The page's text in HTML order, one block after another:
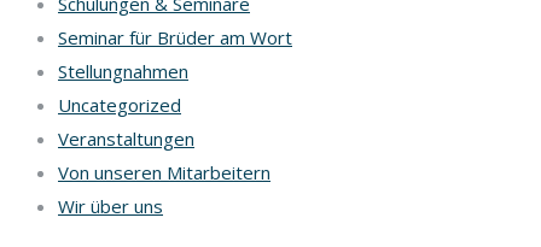
Seminar für Brüder am Wort
Stellungnahmen
Uncategorized
Veranstaltungen
Von unseren Mitarbeitern
Wir über uns